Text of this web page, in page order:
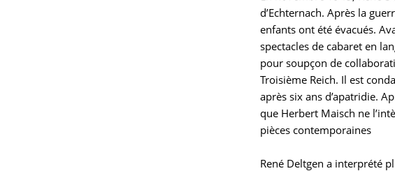
d’Echternach. Après la
enfants ont été évacués.
spectacles de cabaret en
pour soupçon de
Troisième Reich. Il est
après six ans d’apatridie.
que Herbert Maisch ne
pièces contemporaines
René Deltgen a interprété